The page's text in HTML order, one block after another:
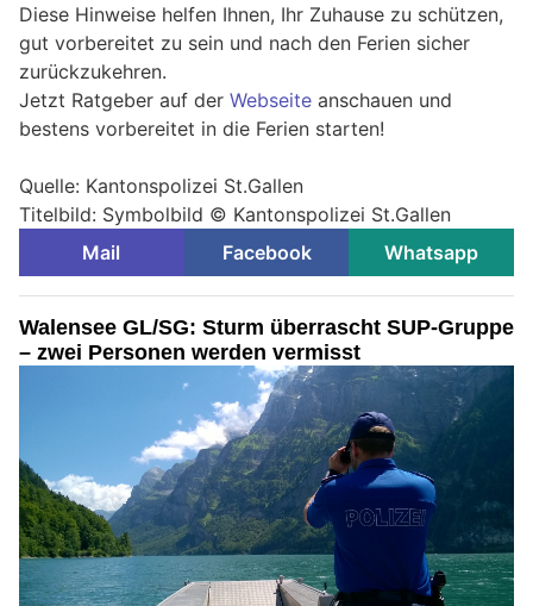
Diese Hinweise helfen Ihnen, Ihr Zuhause zu schützen,
gut vorbereitet zu sein und nach den Ferien sicher
zurückzukehren.
Jetzt Ratgeber auf der Webseite anschauen und
bestens vorbereitet in die Ferien starten!
Quelle: Kantonspolizei St.Gallen
Titelbild: Symbolbild © Kantonspolizei St.Gallen
Mail
Facebook Whatsapp
Walensee GL/SG: Sturm überrascht SUP-Gruppe
– zwei Personen werden vermisst